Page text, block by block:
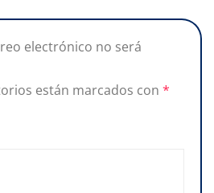
electrónico no será
están marcados con *